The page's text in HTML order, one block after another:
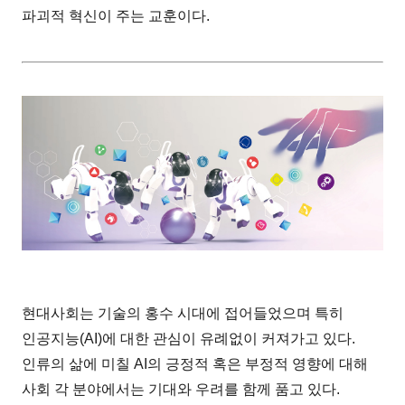
파괴적 혁신이 주는 교훈이다.
현대사회는 기술의 홍수 시대에 접어들었으며 특히
인공지능(AI)에 대한 관심이 유례없이 커져가고 있다.
인류의 삶에 미칠 AI의 긍정적 혹은 부정적 영향에 대해
사회 각 분야에서는 기대와 우려를 함께 품고 있다.